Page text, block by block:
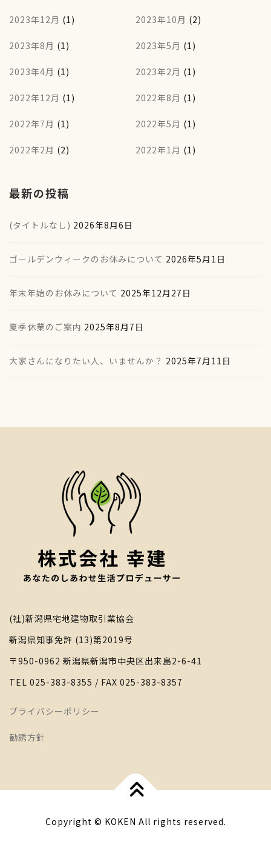
2023年12月 (1) 2023年10月 (2)
2023年8月 (1) 2023年5月 (1)
2023年4月 (1) 2023年2月 (1)
2022年12月 (1) 2022年8月 (1)
2022年7月 (1) 2022年5月 (1)
2022年2月 (2) 2022年1月 (1)
最新の投稿
(タイトルなし) 2026年8月6日
ゴールデンウィークのお休みについて 2026年5月1日
年末年始のお休みについて 2025年12月27日
夏季休業のご案内 2025年8月7日
大家さんになりたい人、いませんか？ 2025年7月11日
(社)新潟県宅地建物取引業協会
新潟県知事免許 (13)第2019号
〒950-0962 新潟県新潟市中央区出来島2-6-41
TEL 025-383-8355 / FAX 025-383-8357
プライバシーポリシー
勧誘方針
Copyright © KOKEN All rights reserved.